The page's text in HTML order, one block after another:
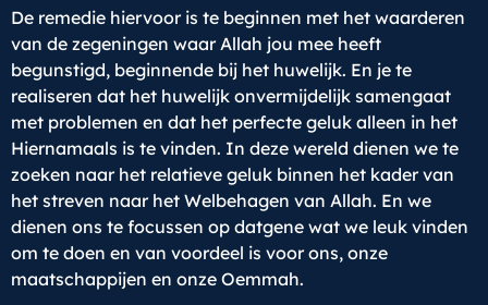
De remedie hiervoor is te beginnen met het waarderen
van de zegeningen waar Allah jou mee heeft
begunstigd, beginnende bij het huwelijk. En je te
realiseren dat het huwelijk onvermijdelijk samengaat
met problemen en dat het perfecte geluk alleen in het
Hiernamaals is te vinden. In deze wereld dienen we te
zoeken naar het relatieve geluk binnen het kader van
het streven naar het Welbehagen van Allah. En we
dienen ons te focussen op datgene wat we leuk vinden
om te doen en van voordeel is voor ons, onze
maatschappijen en onze Oemmah.